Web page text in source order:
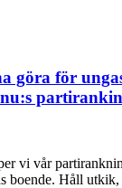
göra för
vi vår
boende. Håll